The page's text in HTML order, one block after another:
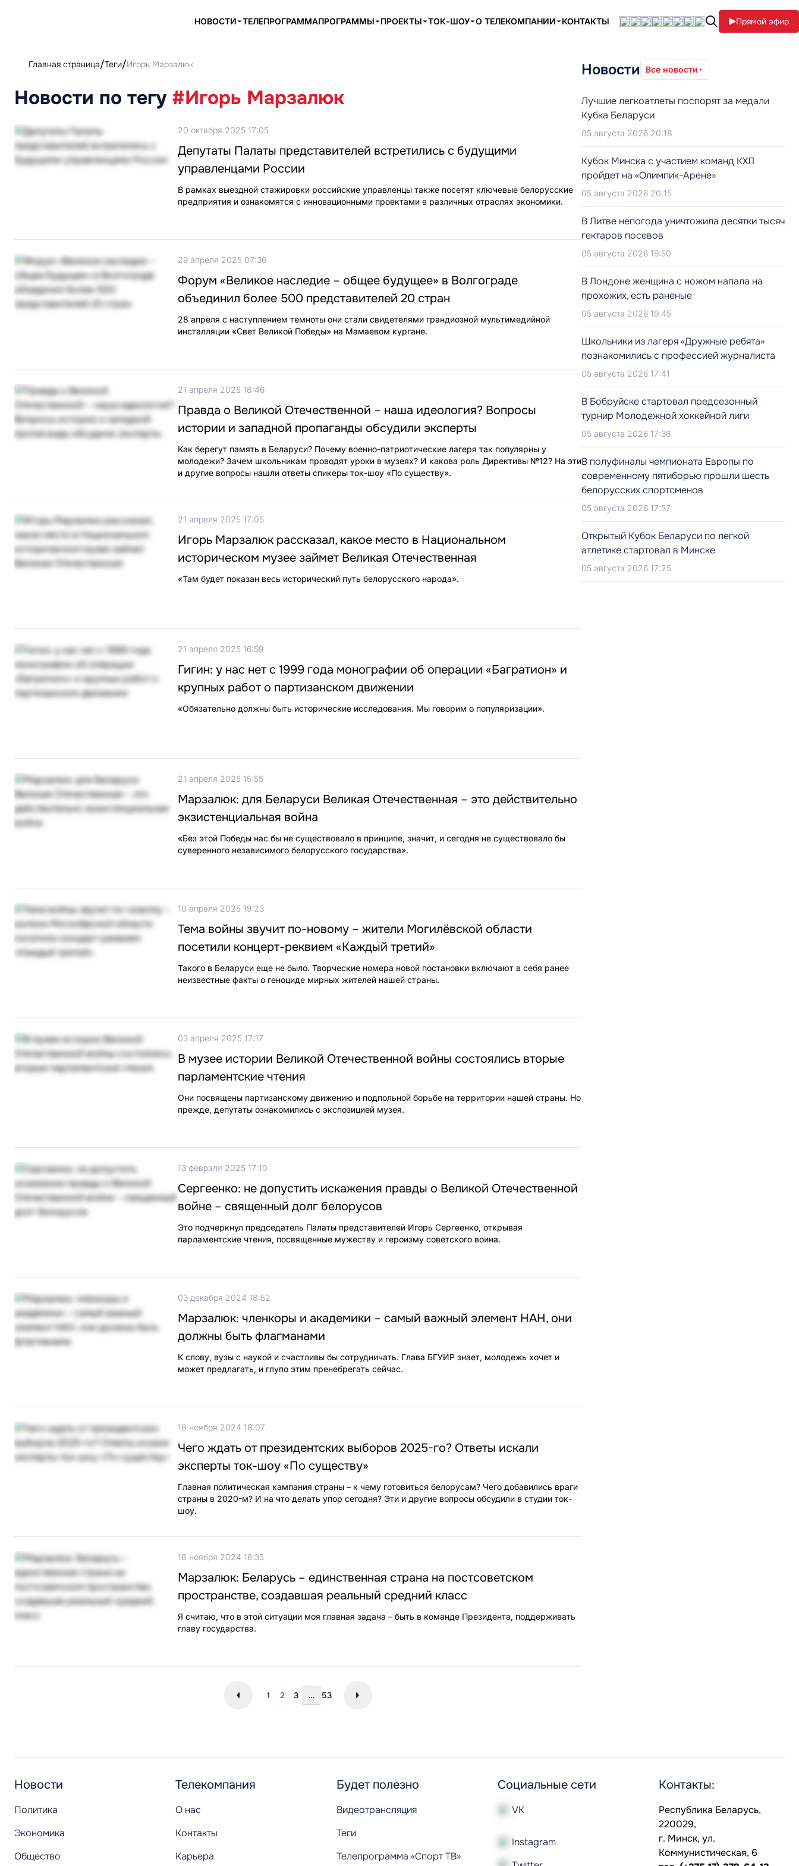
НОВОСТИ ТЕЛЕПРОГРАММАПРОГРАММЫ ПРОЕКТЫ ТОК-ШОУ О ТЕЛЕКОМПАНИИ КОНТАКТЫ Прямой эфир
Главная страница Теги Игорь Марзалюк
Новости по тегу #Игорь Марзалюк
20 октября 2025 17:05
Депутаты Палаты представителей встретились с будущими
управленцами России
В рамках выездной стажировки российские управленцы также посетят ключевые белорусские
предприятия и ознакомятся с инновационными проектами в различных отраслях экономики.
29 апреля 2025 07:36
Форум «Великое наследие – общее будущее» в Волгограде
объединил более 500 представителей 20 стран
28 апреля с наступлением темноты они стали свидетелями грандиозной мультимедийной
инсталляции «Свет Великой Победы» на Мамаевом кургане.
21 апреля 2025 18:46
Правда о Великой Отечественной – наша идеология? Вопросы
истории и западной пропаганды обсудили эксперты
Как берегут память в Беларуси? Почему военно-патриотические лагеря так популярны у
молодежи? Зачем школьникам проводят уроки в музеях? И какова роль Директивы №12? На эти
и другие вопросы нашли ответы спикеры ток-шоу «По существу».
21 апреля 2025 17:05
Игорь Марзалюк рассказал, какое место в Национальном
историческом музее займет Великая Отечественная
«Там будет показан весь исторический путь белорусского народа».
21 апреля 2025 16:59
Гигин: у нас нет с 1999 года монографии об операции «Багратион» и
крупных работ о партизанском движении
«Обязательно должны быть исторические исследования. Мы говорим о популяризации».
21 апреля 2025 15:55
Марзалюк: для Беларуси Великая Отечественная – это действительно
экзистенциальная война
«Без этой Победы нас бы не существовало в принципе, значит, и сегодня не существовало бы
суверенного независимого белорусского государства».
10 апреля 2025 19:23
Тема войны звучит по-новому – жители Могилёвской области
посетили концерт-реквием «Каждый третий»
Такого в Беларуси еще не было. Творческие номера новой постановки включают в себя ранее
неизвестные факты о геноциде мирных жителей нашей страны.
03 апреля 2025 17:17
В музее истории Великой Отечественной войны состоялись вторые
парламентские чтения
Они посвящены партизанскому движению и подпольной борьбе на территории нашей страны. Но
прежде, депутаты ознакомились с экспозицией музея.
13 февраля 2025 17:10
Сергеенко: не допустить искажения правды о Великой Отечественной
войне – священный долг белорусов
Это подчеркнул председатель Палаты представителей Игорь Сергеенко, открывая
парламентские чтения, посвященные мужеству и героизму советского воина.
03 декабря 2024 18:52
Марзалюк: членкоры и академики – самый важный элемент НАН, они
должны быть флагманами
К слову, вузы с наукой и счастливы бы сотрудничать. Глава БГУИР знает, молодежь хочет и
может предлагать, и глупо этим пренебрегать сейчас.
18 ноября 2024 18:07
Чего ждать от президентских выборов 2025-го? Ответы искали
эксперты ток-шоу «По существу»
Главная политическая кампания страны – к чему готовиться белорусам? Чего добавились враги
страны в 2020-м? И на что делать упор сегодня? Эти и другие вопросы обсудили в студии ток-
шоу.
18 ноября 2024 16:35
Марзалюк: Беларусь – единственная страна на постсоветском
пространстве, создавшая реальный средний класс
Я считаю, что в этой ситуации моя главная задача – быть в команде Президента, поддерживать
главу государства.
1 2 3 … 53
Новости Все новости
Лучшие легкоатлеты поспорят за медали
Кубка Беларуси
05 августа 2026 20:18
Кубок Минска с участием команд КХЛ
пройдет на «Олимпик-Арене»
05 августа 2026 20:15
В Литве непогода уничтожила десятки тысяч
гектаров посевов
05 августа 2026 19:50
В Лондоне женщина с ножом напала на
прохожих, есть раненые
05 августа 2026 19:45
Школьники из лагеря «Дружные ребята»
познакомились с профессией журналиста
05 августа 2026 17:41
В Бобруйске стартовал предсезонный
турнир Молодежной хоккейной лиги
05 августа 2026 17:38
В полуфиналы чемпионата Европы по
современному пятиборью прошли шесть
белорусских спортсменов
05 августа 2026 17:37
Открытый Кубок Беларуси по легкой
атлетике стартовал в Минске
05 августа 2026 17:25
Новости
Политика
Экономика
Общество
Телекомпания
О нас
Контакты
Карьера
Будет полезно
Видеотрансляция
Теги
Телепрограмма «Спорт ТВ»
Социальные сети
VK
Instagram
Контакты:
Республика Беларусь,
220029,
г. Минск, ул.
Коммунистическая, 6